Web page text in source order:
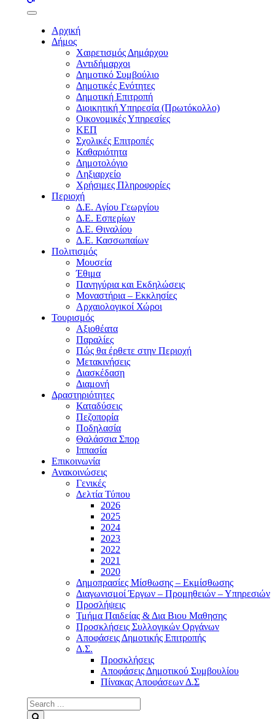
buttons
Αρχική
Δήμος
Χαιρετισμός Δημάρχου
Αντιδήμαρχοι
Δημοτικό Συμβούλιο
Δημοτικές Ενότητες
Δημοτική Επιτροπή
Διοικητική Υπηρεσία (Πρωτόκολλο)
Οικονομικές Υπηρεσίες
ΚΕΠ
Σχολικές Επιτροπές
Καθαριότητα
Δημοτολόγιο
Ληξιαρχείο
Χρήσιμες Πληροφορίες
Περιοχή
Δ.Ε. Αγίου Γεωργίου
Δ.Ε. Εσπερίων
Δ.Ε. Θιναλίου
Δ.Ε. Κασσωπαίων
Πολιτισμός
Μουσεία
Έθιμα
Πανηγύρια και Εκδηλώσεις
Μοναστήρια – Εκκλησίες
Αρχαιολογικοί Χώροι
Τουρισμός
Αξιοθέατα
Παραλίες
Πώς θα έρθετε στην Περιοχή
Μετακινήσεις
Διασκέδαση
Διαμονή
Δραστηριότητες
Καταδύσεις
Πεζοπορία
Ποδηλασία
Θαλάσσια Σπορ
Ιππασία
Επικοινωνία
Ανακοινώσεις
Γενικές
Δελτία Τύπου
2026
2025
2024
2023
2022
2021
2020
Δημοπρασίες Μίσθωσης – Εκμίσθωσης
Διαγωνισμοί Έργων – Προμηθειών – Υπηρεσιών
Προσλήψεις
Τμήμα Παιδείας & Δια Βιου Μαθησης
Προσκλήσεις Συλλογικών Οργάνων
Αποφάσεις Δημοτικής Επιτροπής
Δ.Σ.
Προσκλήσεις
Αποφάσεις Δημοτικού Συμβουλίου
Πίνακας Αποφάσεων Δ.Σ
Search
for: